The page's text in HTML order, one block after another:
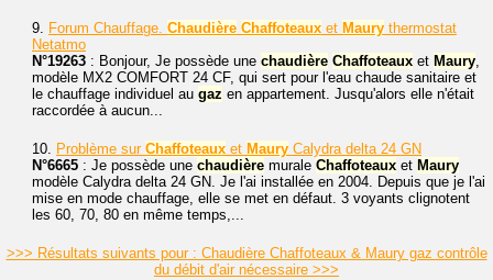
9. Forum Chauffage. Chaudière Chaffoteaux et Maury thermostat
Netatmo
N°19263 : Bonjour, Je possède une chaudière Chaffoteaux et Maury,
modèle MX2 COMFORT 24 CF, qui sert pour l'eau chaude sanitaire et
le chauffage individuel au gaz en appartement. Jusqu'alors elle n'était
raccordée à aucun...
10. Problème sur Chaffoteaux et Maury Calydra delta 24 GN
N°6665 : Je possède une chaudière murale Chaffoteaux et Maury
modèle Calydra delta 24 GN. Je l'ai installée en 2004. Depuis que je l'ai
mise en mode chauffage, elle se met en défaut. 3 voyants clignotent
les 60, 70, 80 en même temps,...
>>> Résultats suivants pour : Chaudière Chaffoteaux & Maury gaz contrôle
du débit d'air nécessaire >>>